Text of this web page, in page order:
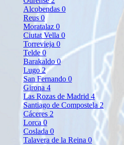
Alcobendas 0
Reus 0
Moratalaz 0
Ciutat Vella 0
Torrevieja 0
Telde 0
Barakaldo0
Lugo 2
San Fernando 0
Girona 4
Las Rozas de Madrid 4
Santiago de Compostela 2
Cáceres 2
Lorca 0
Coslada 0
Talavera de la Reina 0